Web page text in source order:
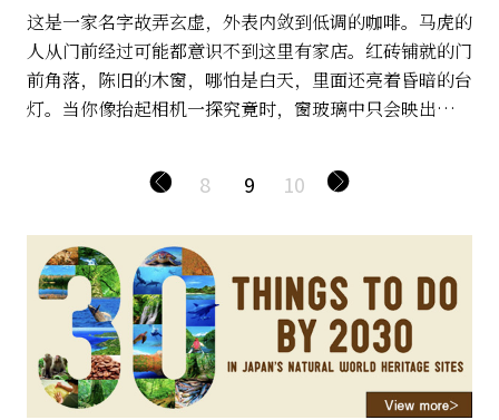
这是一家名字故弄玄虚，外表内敛到低调的咖啡。马虎的
人从门前经过可能都意识不到这里有家店。红砖铺就的门
前角落，陈旧的木窗，哪怕是白天，里面还亮着昏暗的台
灯。当你像抬起相机一探究竟时，窗玻璃中只会映出你的
8 9 10